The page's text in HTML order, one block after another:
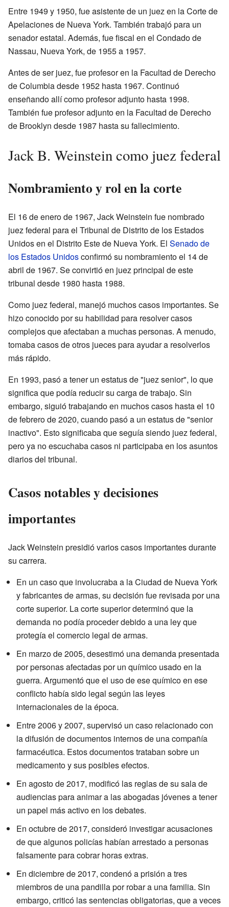
Entre 1949 y 1950, fue asistente de un juez en la Corte de
Apelaciones de Nueva York. También trabajó para un
senador estatal. Además, fue fiscal en el Condado de
Nassau, Nueva York, de 1955 a 1957.
Antes de ser juez, fue profesor en la Facultad de Derecho
de Columbia desde 1952 hasta 1967. Continuó
enseñando allí como profesor adjunto hasta 1998.
También fue profesor adjunto en la Facultad de Derecho
de Brooklyn desde 1987 hasta su fallecimiento.
Jack B. Weinstein como juez federal
Nombramiento y rol en la corte
El 16 de enero de 1967, Jack Weinstein fue nombrado
juez federal para el Tribunal de Distrito de los Estados
Unidos en el Distrito Este de Nueva York. El Senado de
los Estados Unidosconfirmó su nombramiento el 14 de
abril de 1967. Se convirtió en juez principal de este
tribunal desde 1980 hasta 1988.
Como juez federal, manejó muchos casos importantes. Se
hizo conocido por su habilidad para resolver casos
complejos que afectaban a muchas personas. A menudo,
tomaba casos de otros jueces para ayudar a resolverlos
más rápido.
En 1993, pasó a tener un estatus de "juez senior", lo que
significa que podía reducir su carga de trabajo. Sin
embargo, siguió trabajando en muchos casos hasta el 10
de febrero de 2020, cuando pasó a un estatus de "senior
inactivo". Esto significaba que seguía siendo juez federal,
pero ya no escuchaba casos ni participaba en los asuntos
diarios del tribunal.
Casos notables y decisiones
importantes
Jack Weinstein presidió varios casos importantes durante
su carrera.
En un caso que involucraba a la Ciudad de Nueva York
y fabricantes de armas, su decisión fue revisada por una
corte superior. La corte superior determinó que la
demanda no podía proceder debido a una ley que
protegía el comercio legal de armas.
En marzo de 2005, desestimó una demanda presentada
por personas afectadas por un químico usado en la
guerra. Argumentó que el uso de ese químico en ese
conflicto había sido legal según las leyes
internacionales de la época.
Entre 2006 y 2007, supervisó un caso relacionado con
la difusión de documentos internos de una compañía
farmacéutica. Estos documentos trataban sobre un
medicamento y sus posibles efectos.
En agosto de 2017, modificó las reglas de su sala de
audiencias para animar a las abogadas jóvenes a tener
un papel más activo en los debates.
En octubre de 2017, consideró investigar acusaciones
de que algunos policías habían arrestado a personas
falsamente para cobrar horas extras.
En diciembre de 2017, condenó a prisión a tres
miembros de una pandilla por robar a una familia. Sin
embargo, criticó las sentencias obligatorias, que a veces